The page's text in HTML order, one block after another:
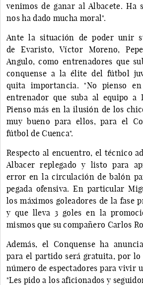
venimos de ganar al Albacete.
nos ha dado mucha moral".
Ante la situación de poder unir
de Evaristo, Víctor Moreno,
Angulo, como entrenadores que
conquense a la élite del fútbol
quita importancia. "No pienso
entrenador que suba al equipo a
Pienso más en la ilusión de los
muy bueno para ellos, para el
fútbol de Cuenca".
Respecto al encuentro, el técnico
Albacer replegado y listo para
error en la circulación de balón
pegada ofensiva. En particular
los máximos goleadores de la fase
y que lleva 3 goles en la
mismos que su compañero Carlos
Además, el Conquense ha
para el partido será gratuita, por lo
número de espectadores para vivir
"Les pido a los aficionados y